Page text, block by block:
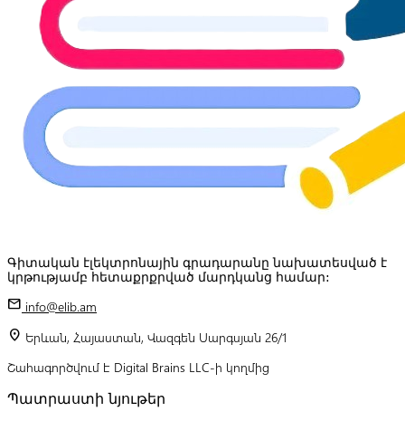
Գիտական էլեկտրոնային գրադարանը նախատեսված է
կրթությամբ հետաքրքրված մարդկանց համար:
mail info@elib.am
location_on Երևան, Հայաստան, Վազգեն Սարգսյան 26/1
Շահագործվում է Digital Brains LLC-ի կողմից
Պատրաստի նյութեր